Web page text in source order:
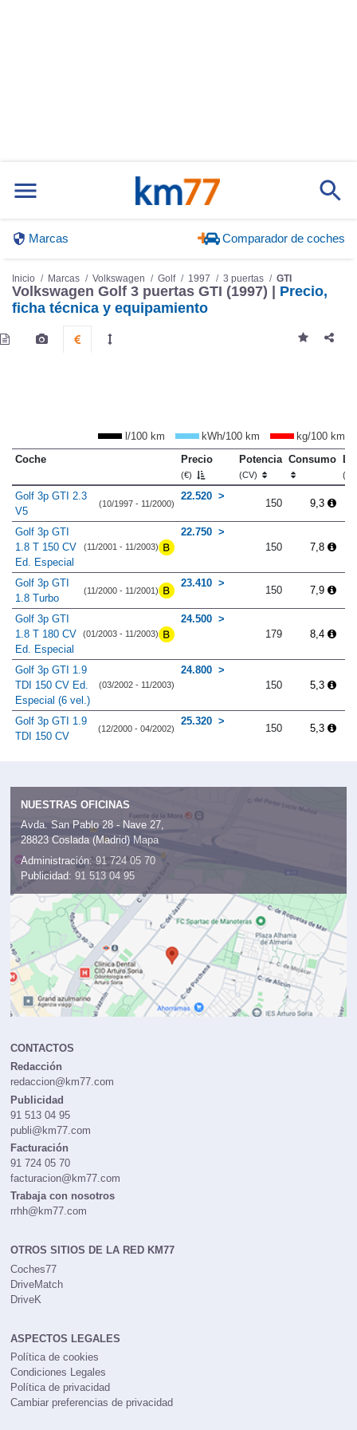
Marcas Comparador de coches
Inicio Marcas Volkswagen Golf 1997 3 puertas GTI
Volkswagen Golf 3 puertas GTI (1997) | Precio,
ficha técnica y equipamiento
l/100 km kWh/100 km
kg/100 km
Coche
Precio
(€)
Potencia
(CV)
Consumo
Golf 3p GTI 2.3
V5
(10/1997 - 11/2000)
22.520
150 9,3
Golf 3p GTI
1.8 T 150 CV
Ed. Especial
(11/2001 - 11/2003)
22.750
150
7,8
Golf 3p GTI
1.8 Turbo
(11/2000 - 11/2001)
23.410
150 7,9
Golf 3p GTI
1.8 T 180 CV
Ed. Especial
(01/2003 - 11/2003)
24.500
179
8,4
Golf 3p GTI 1.9
TDI 150 CV Ed.
Especial (6 vel.)
(03/2002 - 11/2003)
24.800
150
5,3
Golf 3p GTI 1.9
TDI 150 CV
(12/2000 - 04/2002)
25.320
150 5,3
NUESTRAS OFICINAS
Avda. San Pablo 28 - Nave 27,
28823 Coslada (Madrid) Mapa
Administración: 91 724 05 70
Publicidad: 91 513 04 95
CONTACTOS
Redacción
redaccion@km77.com
Publicidad
91 513 04 95
publi@km77.com
Facturación
91 724 05 70
facturacion@km77.com
Trabaja con nosotros
rrhh@km77.com
OTROS SITIOS DE LA RED KM77
Coches77
DriveMatch
DriveK
ASPECTOS LEGALES
Política de cookies
Condiciones Legales
Política de privacidad
Cambiar preferencias de privacidad